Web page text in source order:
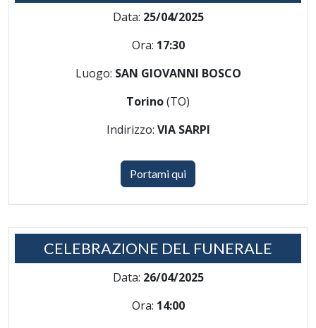
Data: 25/04/2025
Ora: 17:30
Luogo: SAN GIOVANNI BOSCO
Torino(TO)
Indirizzo: VIA SARPI
Portami qui
CELEBRAZIONE DEL FUNERALE
Data: 26/04/2025
Ora: 14:00